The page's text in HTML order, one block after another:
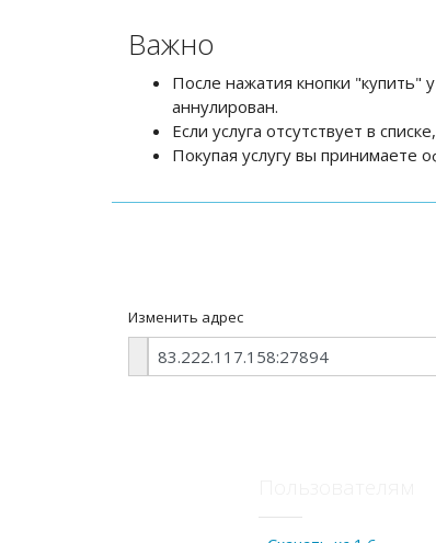
Важно
После нажатия кнопки "купить"
аннулирован.
Если услуга отсутствует в
Покупая услугу вы принимаете
Изменить адрес